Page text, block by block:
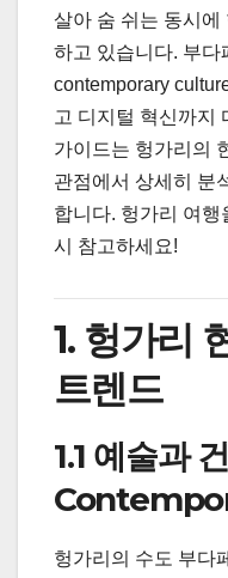
살아 숨 쉬는 동시에
하고 있습니다. 부
contemporary
고 디지털 혁신까지
가이드는 헝가리의
관점에서 상세히 분
합니다. 헝가리 여행
시 참고하세요!
1. 헝가리
트렌드
1.1 예술과
헝가리의 수도 부다